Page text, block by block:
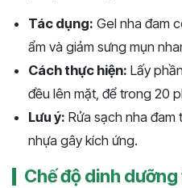
Tác dụng: Gel nha đam
ẩm và giảm sưng mụn
Cách thực hiện: Lấy
đều lên mặt, để trong 20
Lưu ý: Rửa sạch nha đam
nhựa gây kích ứng.
Chế độ dinh